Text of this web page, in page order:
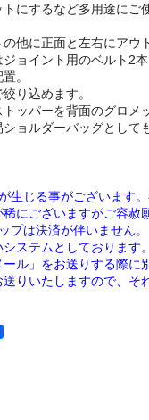
にするなど多用途にご
の他に正面と左右にアウ
ョイント用のベルト2
。
り込めます。
ッパーを背面のグロメ
ョルダーバッグとして
生じる事がございます
にございますがご容赦
プは決済が伴いません
ステムとしております。
ル」をお送りする際に
送りいたしますので、そ